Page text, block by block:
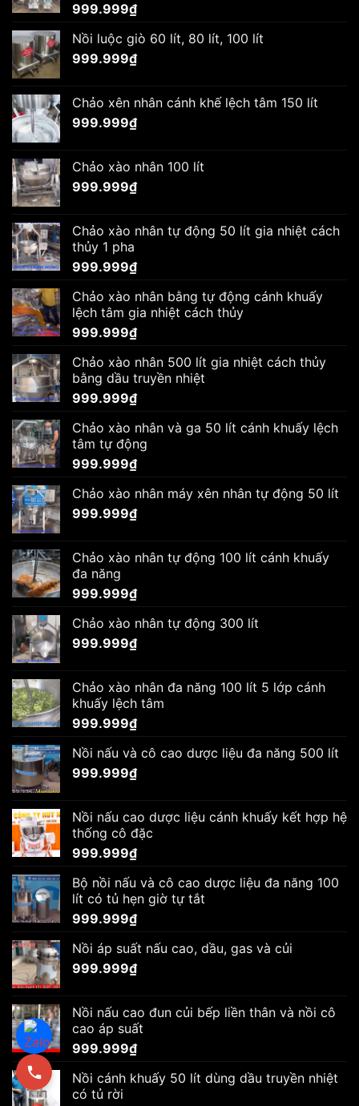
999.999₫
Nồi luộc giò 60 lít, 80 lít, 100 lít
999.999₫
Chảo xên nhân cánh khế lệch tâm 150 lít
999.999₫
Chảo xào nhân 100 lít
999.999₫
Chảo xào nhân tự động 50 lít gia nhiệt cách
thủy 1 pha
999.999₫
Chảo xào nhân bằng tự động cánh khuấy
lệch tâm gia nhiệt cách thủy
999.999₫
Chảo xào nhân 500 lít gia nhiệt cách thủy
bằng dầu truyền nhiệt
999.999₫
Chảo xào nhân và ga 50 lít cánh khuấy lệch
tâm tự động
999.999₫
Chảo xào nhân máy xên nhân tự động 50 lít
999.999₫
Chảo xào nhân tự động 100 lít cánh khuấy
đa năng
999.999₫
Chảo xào nhân tự động 300 lít
999.999₫
Chảo xào nhân đa năng 100 lít 5 lớp cánh
khuấy lệch tâm
999.999₫
Nồi nấu và cô cao dược liệu đa năng 500 lít
999.999₫
Nồi nấu cao dược liệu cánh khuấy kết hợp hệ
thống cô đặc
999.999₫
Bộ nồi nấu và cô cao dược liệu đa năng 100
lít có tủ hẹn giờ tự tắt
999.999₫
Nồi áp suất nấu cao, dầu, gas và củi
999.999₫
Nồi nấu cao đun củi bếp liền thân và nồi cô
cao áp suất
999.999₫
Nồi cánh khuấy 50 lít dùng dầu truyền nhiệt
có tủ rời